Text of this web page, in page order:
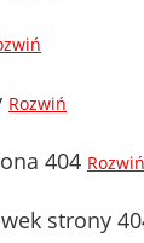
Rozwiń
404 Rozwiń
strony